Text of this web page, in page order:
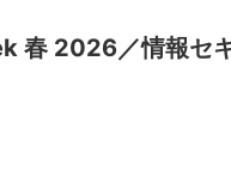
春 2026／情報セ